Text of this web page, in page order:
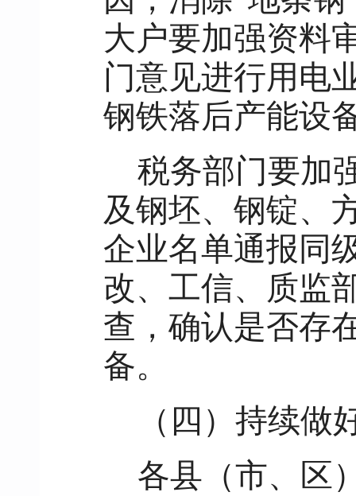
大户要加强资料
门意见进行用电
钢铁落后产能设
税务部门要加
及钢坯、钢锭、
企业名单通报同
改、工信、质监
查，确认是否存
备。
（四）持续做
各县（市、区